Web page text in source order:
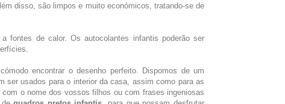
disso, são limpos e muito económicos, tratando-se de
fontes de calor. Os autocolantes infantis poderão ser
encontrar o desenho perfeito. Dispomos de um
ser usados para o interior da casa, assim como para as
o nome dos vossos filhos ou com frases ingeniosas